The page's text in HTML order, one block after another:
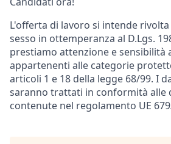
L'offerta di lavoro si intende
sesso in ottemperanza al D.Lgs.
prestiamo attenzione e sensibilità
appartenenti alle categorie
articoli 1 e 18 della legge 68/99. I
saranno trattati in conformità alle
contenute nel regolamento UE